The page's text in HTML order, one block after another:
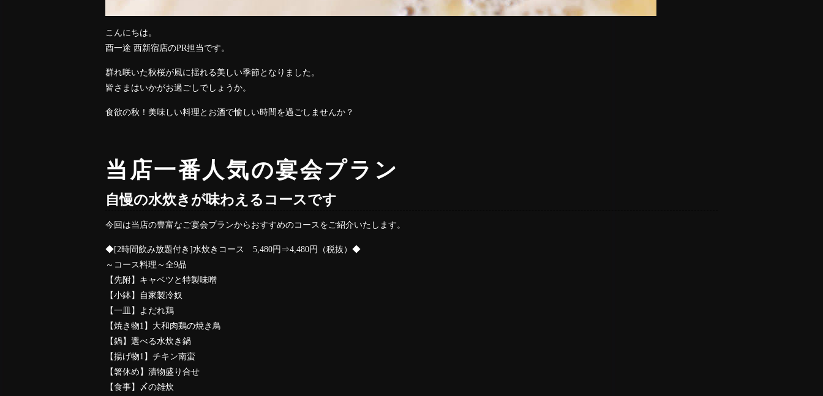
こんにちは。
酉一途 西新宿店のPR担当です。
群れ咲いた秋桜が風に揺れる美しい季節となりました。
皆さまはいかがお過ごしでしょうか。
食欲の秋！美味しい料理とお酒で愉しい時間を過ごしませんか？
当店一番人気の宴会プラン
自慢の水炊きが味わえるコースです
今回は当店の豊富なご宴会プランからおすすめのコースをご紹介いたします。
◆[2時間飲み放題付き]水炊きコース 5,480円⇒4,480円（税抜）◆
～コース料理～全9品
【先附】キャベツと特製味噌
【小鉢】自家製冷奴
【一皿】よだれ鶏
【焼き物1】大和肉鶏の焼き鳥
【鍋】選べる水炊き鍋
【揚げ物1】チキン南蛮
【箸休め】漬物盛り合せ
【食事】〆の雑炊